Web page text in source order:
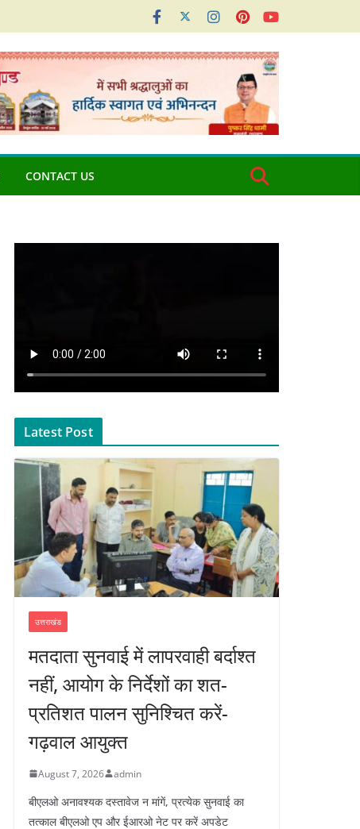
CONTACT US
Latest Post
उत्तराखंड
मतदाता सुनवाई में लापरवाही बर्दाश्त
नहीं, आयोग के निर्देशों का शत-
प्रतिशत पालन सुनिश्चित करें-
गढ़वाल आयुक्त
August 7, 2026 admin
बीएलओ अनावश्यक दस्तावेज न मांगें, प्रत्येक सुनवाई का
तत्काल बीएलओ एप और ईआरओ नेट पर करें अपडेट